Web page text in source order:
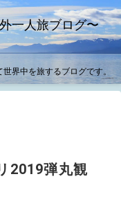
一人旅ブログ〜
界中を旅するブログです。
2019弾丸観